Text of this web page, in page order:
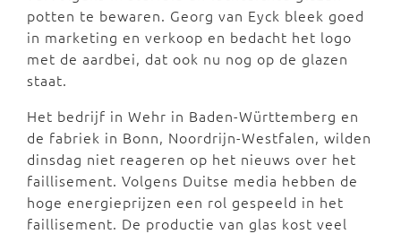
potten te bewaren. Georg van Eyck bleek goed
in marketing en verkoop en bedacht het logo
met de aardbei, dat ook nu nog op de glazen
staat.
Het bedrijf in Wehr in Baden-Württemberg en
de fabriek in Bonn, Noordrijn-Westfalen, wilden
dinsdag niet reageren op het nieuws over het
faillisement. Volgens Duitse media hebben de
hoge energieprijzen een rol gespeeld in het
faillisement. De productie van glas kost veel